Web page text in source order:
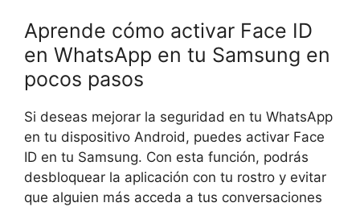
Aprende cómo activar Face ID
en WhatsApp en tu Samsung en
pocos pasos
Si deseas mejorar la seguridad en tu WhatsApp
en tu dispositivo Android, puedes activar Face
ID en tu Samsung. Con esta función, podrás
desbloquear la aplicación con tu rostro y evitar
que alguien más acceda a tus conversaciones